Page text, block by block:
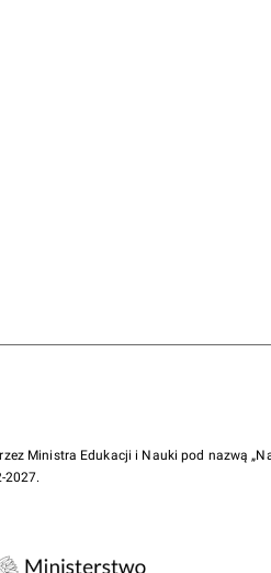
Ministra Edukacji i Nauki pod nazwą
2027.